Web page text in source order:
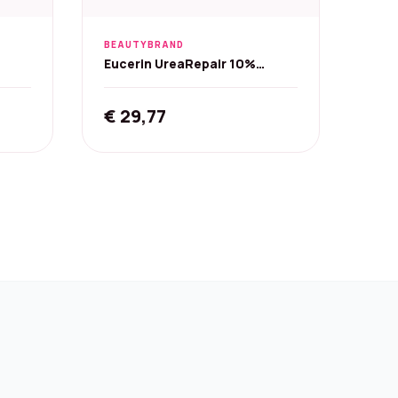
BEAUTYBRAND
Eucerin UreaRepair 10%
€ 29,77